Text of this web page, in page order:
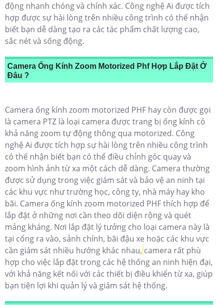
động nhanh chóng và chính xác. Công nghệ Ai được tích
hợp được sự hài lòng trên nhiều công trình có thể nhận
biết bạn dễ dàng tạo ra các tác phẩm chất lượng cao,
sắc nét và sống động.
Camera Ống Kính Zoom Motorized Phf Hợp Lắp Đặt Ở
Đâu ?
Camera ống kính zoom motorized PHF hay còn được gọi
là camera PTZ là loại camera được trang bị ống kính có
khả năng zoom tự động thông qua motorized. Công
nghệ Ai được tích hợp sự hài lòng trên nhiều công trình
có thể nhận biết bạn có thể điều chỉnh góc quay và
zoom hình ảnh từ xa một cách dễ dàng. Camera thường
được sử dụng trong việc giám sát và bảo vệ an ninh tại
các khu vực như trường học, công ty, nhà máy hay kho
bãi. Camera ống kính zoom motorized PHF thích hợp để
lắp đặt ở những nơi cần theo dõi diện rộng và quét
mảng kháng. Nơi lắp đặt lý tưởng cho loại camera này là
tại cổng ra vào, sảnh chính, bãi đậu xe hoặc các khu vực
cần giám sát nhiều hướng khác nhau, camera rất phù
hợp cho việc lắp đặt trong các hệ thống an ninh hiện đại,
với khả năng kết nối với các thiết bị điều khiển từ xa, giúp
bạn tiện lợi khi quản lý và giám sát hệ thống.